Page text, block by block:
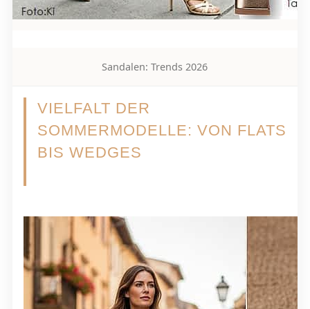
Sandalen: Trends 2026
VIELFALT DER
SOMMERMODELLE: VON FLATS
BIS WEDGES